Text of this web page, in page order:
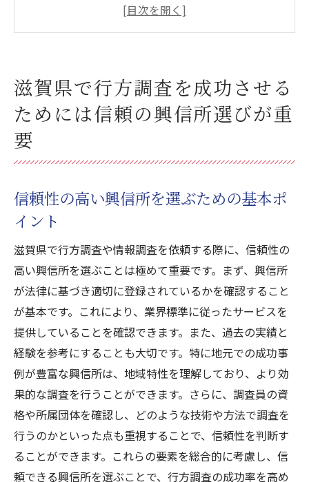
行方調査における興信所の選び方とその重
興信所の実績と信頼性の確認方法
滋賀県の地域特性を活かした興信所の選び
成功する行方調査のための興信所の特徴
な情報調査
安心して依頼できる情報調査の秘訣
浮気調査のプロを選ぶべき理由
滋賀県での浮気調査の成功事例
情報調査で心の平穏を取り戻す方法
浮気調査における興信所のアプローチ
失踪者の捜索に不可欠な興信所の行方調査の秘
訣
行方調査における成功の要因とは
失踪者捜索で信頼できる興信所の条件
行方調査のプロセスとその効率性
滋賀県で行方調査を成功させる
ためには信頼の興信所選びが重
要
信頼性の高い興信所を選ぶための基本ポ
イント
滋賀県で行方調査や情報調査を依頼する際に、信頼性の
高い興信所を選ぶことは極めて重要です。まず、興信所
が法律に基づき適切に登録されているかを確認すること
が基本です。これにより、業界標準に従ったサービスを
提供していることを確認できます。また、過去の実績と
経験を参考にすることも大切です。特に地元での成功事
例が豊富な興信所は、地域特性を理解しており、より効
果的な調査を行うことができます。さらに、調査員の資
格や所属団体を確認し、どのような技術や方法で調査を
行うのかといった点も重視することで、信頼性を判断す
ることができます。これらの要素を総合的に考慮し、信
頼できる興信所を選ぶことで、行方調査の成功率を高め